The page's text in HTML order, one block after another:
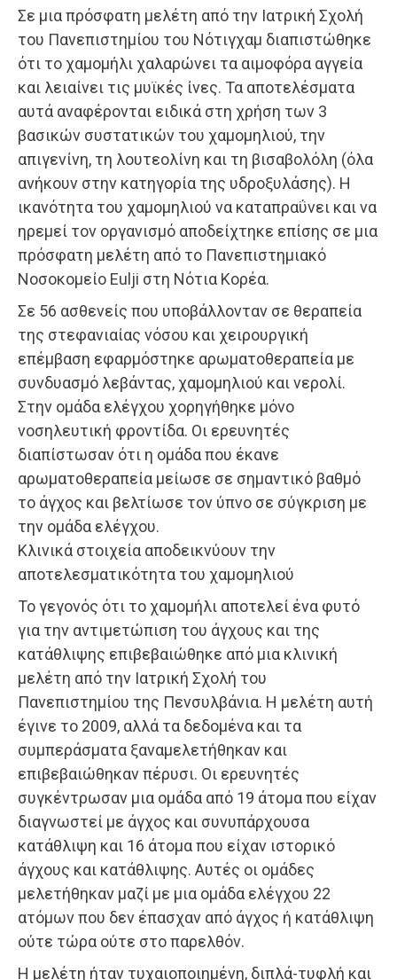
Σε μια πρόσφατη μελέτη από την Ιατρική Σχολή
του Πανεπιστημίου του Νότιγχαμ διαπιστώθηκε
ότι το χαμομήλι χαλαρώνει τα αιμοφόρα αγγεία
και λειαίνει τις μυϊκές ίνες. Τα αποτελέσματα
αυτά αναφέρονται ειδικά στη χρήση των 3
βασικών συστατικών του χαμομηλιού, την
απιγενίνη, τη λουτεολίνη και τη βισαβολόλη (όλα
ανήκουν στην κατηγορία της υδροξυλάσης). Η
ικανότητα του χαμομηλιού να καταπραΰνει και να
ηρεμεί τον οργανισμό αποδείχτηκε επίσης σε μια
πρόσφατη μελέτη από το Πανεπιστημιακό
Νοσοκομείο Eulji στη Νότια Κορέα.
Σε 56 ασθενείς που υποβάλλονταν σε θεραπεία
της στεφανιαίας νόσου και χειρουργική
επέμβαση εφαρμόστηκε αρωματοθεραπεία με
συνδυασμό λεβάντας, χαμομηλιού και νερολί.
Στην ομάδα ελέγχου χορηγήθηκε μόνο
νοσηλευτική φροντίδα. Οι ερευνητές
διαπίστωσαν ότι η ομάδα που έκανε
αρωματοθεραπεία μείωσε σε σημαντικό βαθμό
το άγχος και βελτίωσε τον ύπνο σε σύγκριση με
την ομάδα ελέγχου.
Κλινικά στοιχεία αποδεικνύουν την
αποτελεσματικότητα του χαμομηλιού
Το γεγονός ότι το χαμομήλι αποτελεί ένα φυτό
για την αντιμετώπιση του άγχους και της
κατάθλιψης επιβεβαιώθηκε από μια κλινική
μελέτη από την Ιατρική Σχολή του
Πανεπιστημίου της Πενσυλβάνια. Η μελέτη αυτή
έγινε το 2009, αλλά τα δεδομένα και τα
συμπεράσματα ξαναμελετήθηκαν και
επιβεβαιώθηκαν πέρυσι. Οι ερευνητές
συγκέντρωσαν μια ομάδα από 19 άτομα που είχαν
διαγνωστεί με άγχος και συνυπάρχουσα
κατάθλιψη και 16 άτομα που είχαν ιστορικό
άγχους και κατάθλιψης. Αυτές οι ομάδες
μελετήθηκαν μαζί με μια ομάδα ελέγχου 22
ατόμων που δεν έπασχαν από άγχος ή κατάθλιψη
ούτε τώρα ούτε στο παρελθόν.
Η μελέτη ήταν τυχαιοποιημένη, διπλά-τυφλή και